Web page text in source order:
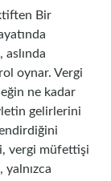
Bir
oynar. Vergi
ne kadar
gelirlerini
vergi müfettişi
yalnızca